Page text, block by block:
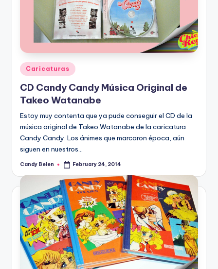
Posted
in
Caricaturas
CD Candy Candy Música Original de
Takeo Watanabe
Estoy muy contenta que ya pude conseguir el CD de la
música original de Takeo Watanabe de la caricatura
Candy Candy. Los ánimes que marcaron época, aún
siguen en nuestros…
Posted
Candy Belen February 24, 2014